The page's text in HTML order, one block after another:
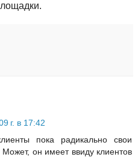
г. в 17:42
пока радикально свои
он имеет ввиду клиентов